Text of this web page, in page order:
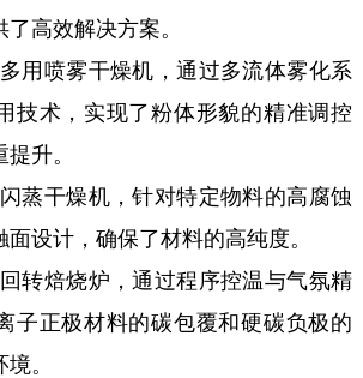
高效解决方案。
喷雾干燥机，通过多流体雾化系
技术，实现了粉体形貌的精准调控
升。
干燥机，针对特定物料的高腐蚀
设计，确保了材料的高纯度。
焙烧炉，通过程序控温与气氛精
子正极材料的碳包覆和硬碳负极的
。